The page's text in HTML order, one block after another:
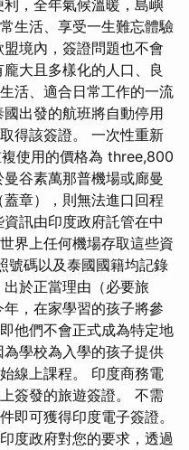
，全年氣候溫暖，島嶼
生活、享受一生難忘體驗
境內，簽證問題也不會
大且多樣化的人口、良
活、適合日常工作的一流
出發的航班將自動停用
得該簽證。 一次性重新
使用的價格為 three,800
谷素萬那普機場或廊曼
章），則無法進口回程
訊由印度政府託管在中
界上任何機場存取這些資
號碼以及泰國國籍均記錄
於正當理由（必要旅
，在家學習的孩子將參
他們不會正式成為特定地
學校為入學的孩子提供
線上課程。 印度商務電
簽發的旅遊簽證。 不需
即可獲得印度電子簽證。
度政府對您的要求，透過